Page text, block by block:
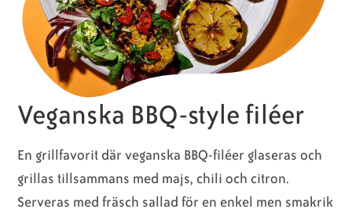
Veganska BBQ-style filéer
En grillfavorit där veganska BBQ-filéer glaseras och
grillas tillsammans med majs, chili och citron.
Serveras med fräsch sallad för en enkel men smakrik